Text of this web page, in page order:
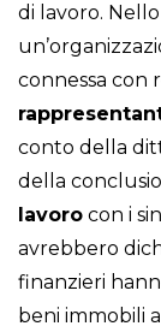
di lavoro.
connessa con
conto della
della
lavoro con i
avrebbero
finanzieri
beni immobili